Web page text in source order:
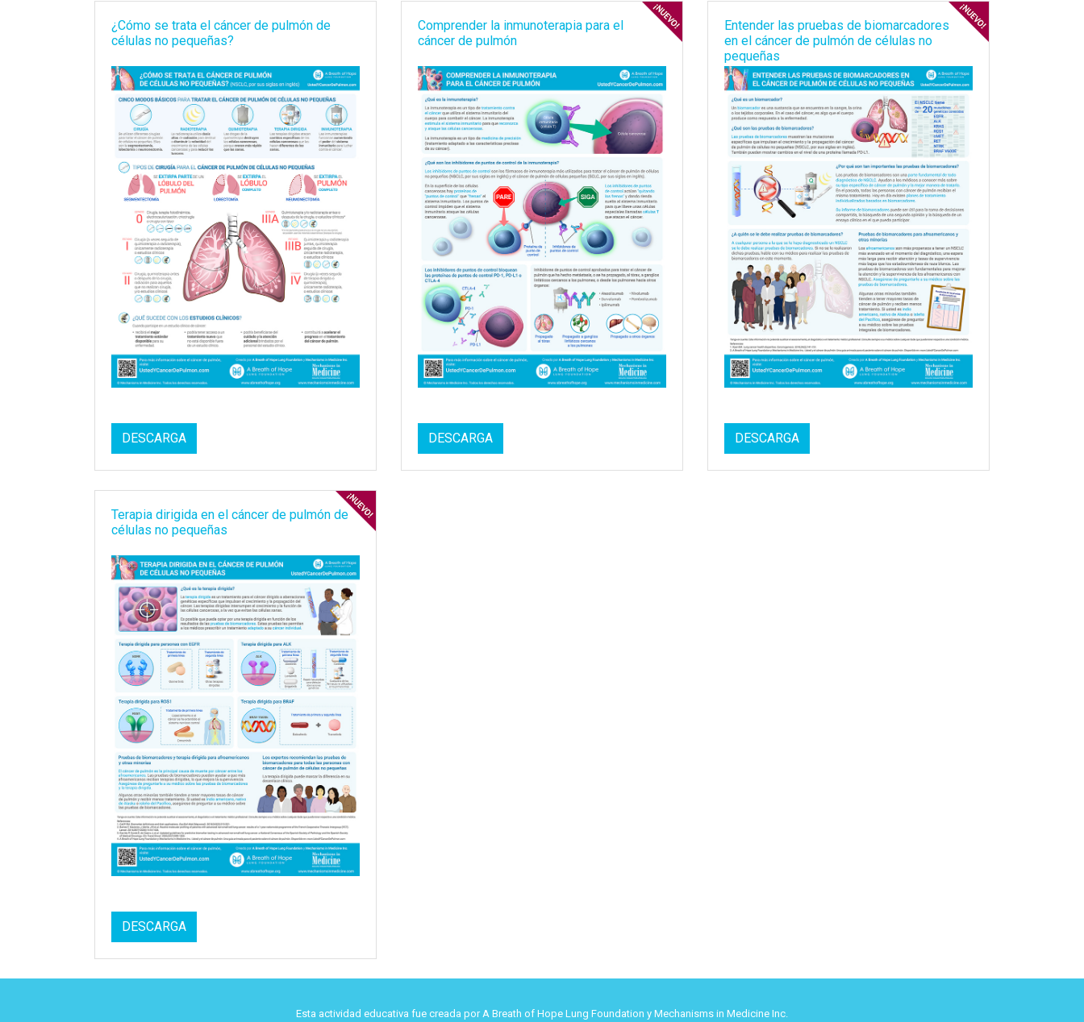
¿Cómo se trata el cáncer de pulmón de
células no pequeñas?
DESCARGA
Comprender la inmunoterapia para el
cáncer de pulmón
DESCARGA
Entender las pruebas de biomarcadores
en el cáncer de pulmón de células no
pequeñas
DESCARGA
Terapia dirigida en el cáncer de pulmón de
células no pequeñas
DESCARGA
Esta actividad educativa fue creada por A Breath of Hope Lung Foundation y Mechanisms in Medicine Inc.